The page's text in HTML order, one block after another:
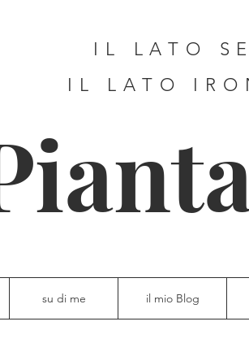
IL LATO
IL LATO
su di me il mio Blog